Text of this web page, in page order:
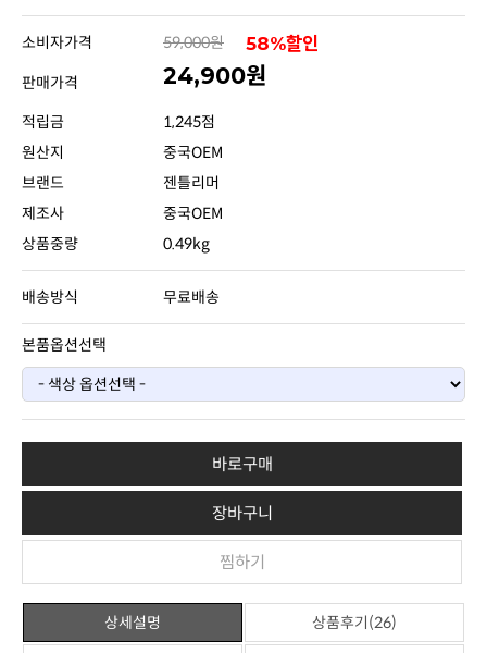
소비자가격 59,000원 58%할인
판매가격 24,900원
적립금
1,245점
원산지
중국OEM
브랜드
젠틀리머
제조사
중국OEM
상품중량
0.49kg
배송방식 무료배송
본품옵션선택
바로구매
장바구니
찜하기
상세설명 상품후기(26)